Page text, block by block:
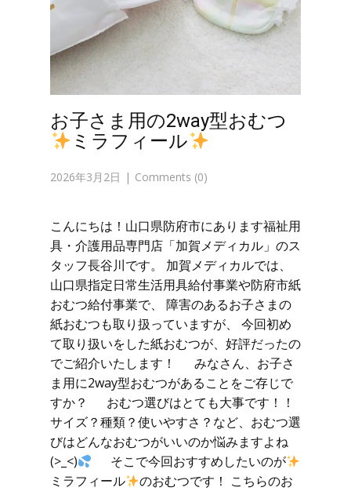
お子さま用の2way型おむつ
ミラフィール
2026年3月2日 Comments (0)
こんにちは！山口県防府市にあります福祉用
具・介護用品専門店「加賀メディカル」のス
タッフ長谷川です。 加賀メディカルでは、
山口県指定日常生活用具給付事業や防府市紙
おむつ給付事業で、 障害のあるお子さまの
紙おむつも取り扱っていますが、 今回初め
て取り扱いをした紙おむつが、好評だったの
でご紹介いたします！ みなさん、お子さ
ま用に2way型おむつがあることをご存じで
すか？ おむつ選びはとても大事です！！
サイズ？種類？使いやすさ？など、おむつ選
びはどんなおむつがいいのか悩みますよね
(>_<)
そこで今回おすすめしたいのが
ミラフィール
のおむつです！ こちらのお